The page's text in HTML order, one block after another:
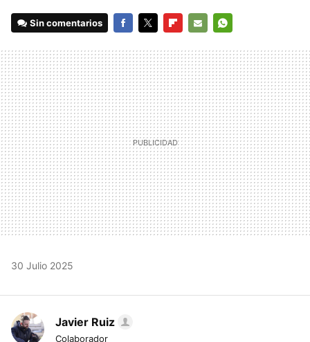
Sin comentarios
MAIL
30 Julio 2025
Javier Ruiz
Colaborador